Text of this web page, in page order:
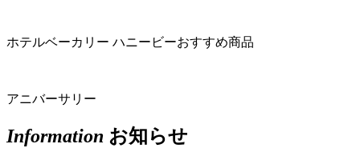
ホテルベーカリー ハニービーおすすめ商品
アニバーサリー
Information お知らせ